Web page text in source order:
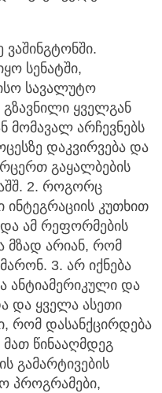
სენატში,
სავალუტო
ყველგან
მომავალ არჩევნებს
დაკვირვება და
გაყალბების
აშშ. 2. როგორც
ინტეგრაციის კუთხით
ამ რეფორმების
მზად არიან, რომ
3. არ იქნება
ანტიამერიკული და
და ყველა ასეთი
რომ დასანქცირდება
მათ წინააღმდეგ
გამარტივების
პროგრამები,